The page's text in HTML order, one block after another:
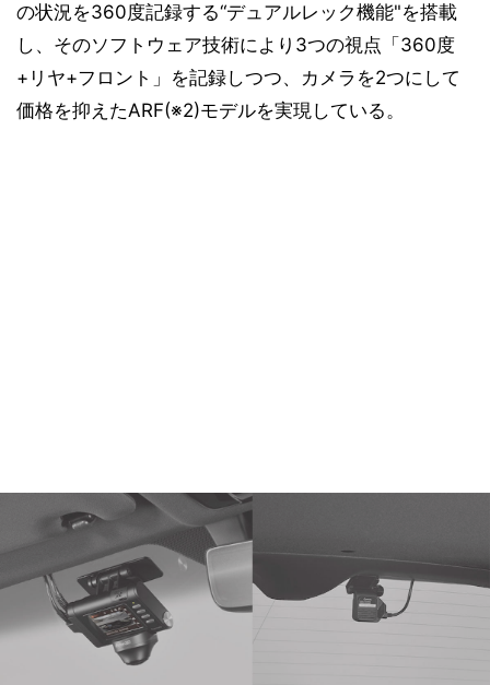
の状況を360度記録する“デュアルレック機能"を搭載
し、そのソフトウェア技術により3つの視点「360度
+リヤ+フロント」を記録しつつ、カメラを2つにして
価格を抑えたARF(※2)モデルを実現している。